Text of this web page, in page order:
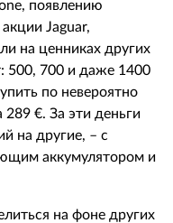
, появлению
акции Jaguar,
на ценниках других
500, 700 и даже 1400
по невероятно
289 €. За эти деньги
на другие, – с
аккумулятором и
на фоне других